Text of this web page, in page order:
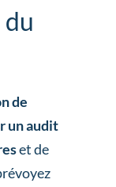
de
un audit
et de